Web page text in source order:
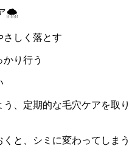
🌨
さしく落とす
かり行う
、定期的な毛穴ケアを取り
と、シミに変わってしまう